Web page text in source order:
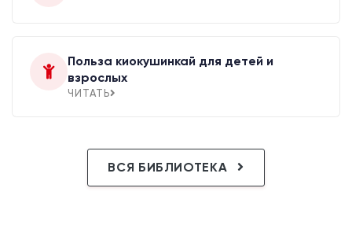
Польза киокушинкай для детей и
взрослых
ЧИТАТЬ
ВСЯ БИБЛИОТЕКА